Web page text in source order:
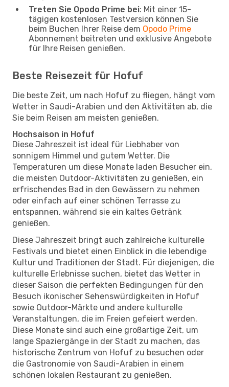
Treten Sie Opodo Prime bei: Mit einer 15-
tägigen kostenlosen Testversion können Sie
beim Buchen Ihrer Reise dem Opodo Prime
Abonnement beitreten und exklusive Angebote
für Ihre Reisen genießen.
Beste Reisezeit für Hofuf
Die beste Zeit, um nach Hofuf zu fliegen, hängt vom
Wetter in Saudi-Arabien und den Aktivitäten ab, die
Sie beim Reisen am meisten genießen.
Hochsaison in Hofuf
Diese Jahreszeit ist ideal für Liebhaber von
sonnigem Himmel und gutem Wetter. Die
Temperaturen um diese Monate laden Besucher ein,
die meisten Outdoor-Aktivitäten zu genießen, ein
erfrischendes Bad in den Gewässern zu nehmen
oder einfach auf einer schönen Terrasse zu
entspannen, während sie ein kaltes Getränk
genießen.
Diese Jahreszeit bringt auch zahlreiche kulturelle
Festivals und bietet einen Einblick in die lebendige
Kultur und Traditionen der Stadt. Für diejenigen, die
kulturelle Erlebnisse suchen, bietet das Wetter in
dieser Saison die perfekten Bedingungen für den
Besuch ikonischer Sehenswürdigkeiten in Hofuf
sowie Outdoor-Märkte und andere kulturelle
Veranstaltungen, die im Freien gefeiert werden.
Diese Monate sind auch eine großartige Zeit, um
lange Spaziergänge in der Stadt zu machen, das
historische Zentrum von Hofuf zu besuchen oder
die Gastronomie von Saudi-Arabien in einem
schönen lokalen Restaurant zu genießen.